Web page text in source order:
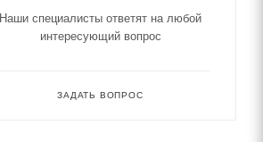
Наши специалисты ответят на любой
интересующий вопрос
ЗАДАТЬ ВОПРОС